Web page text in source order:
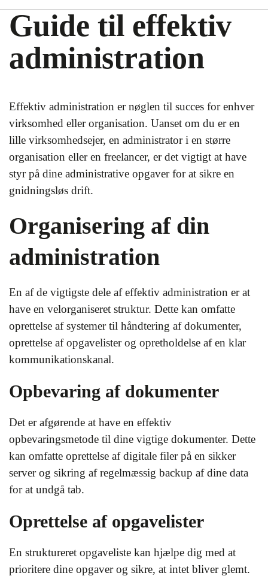
Guide til effektiv
administration
Effektiv administration er nøglen til succes for enhver
virksomhed eller organisation. Uanset om du er en
lille virksomhedsejer, en administrator i en større
organisation eller en freelancer, er det vigtigt at have
styr på dine administrative opgaver for at sikre en
gnidningsløs drift.
Organisering af din
administration
En af de vigtigste dele af effektiv administration er at
have en velorganiseret struktur. Dette kan omfatte
oprettelse af systemer til håndtering af dokumenter,
oprettelse af opgavelister og opretholdelse af en klar
kommunikationskanal.
Opbevaring af dokumenter
Det er afgørende at have en effektiv
opbevaringsmetode til dine vigtige dokumenter. Dette
kan omfatte oprettelse af digitale filer på en sikker
server og sikring af regelmæssig backup af dine data
for at undgå tab.
Oprettelse af opgavelister
En struktureret opgaveliste kan hjælpe dig med at
prioritere dine opgaver og sikre, at intet bliver glemt.